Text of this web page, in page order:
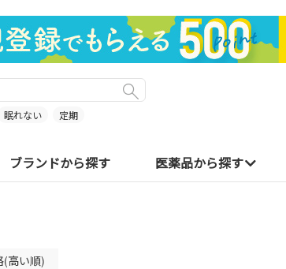
眠れない 定期
ブランドから探す 医薬品から探す
(高い順)